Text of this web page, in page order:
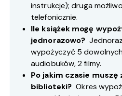
instrukcje); druga
telefonicznie.
Ile książek mogę
jednorazowo?
wypożyczyć 5
audiobuków, 2 filmy.
Po jakim czasie
biblioteki? Okres